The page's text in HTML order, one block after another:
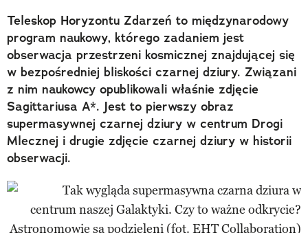
Teleskop Horyzontu Zdarzeń to międzynarodowy
program naukowy, którego zadaniem jest
obserwacja przestrzeni kosmicznej znajdującej się
w bezpośredniej bliskości czarnej dziury. Związani
z nim naukowcy opublikowali właśnie zdjęcie
Sagittariusa A*. Jest to pierwszy obraz
supermasywnej czarnej dziury w centrum Drogi
Mlecznej i drugie zdjęcie czarnej dziury w historii
obserwacji.